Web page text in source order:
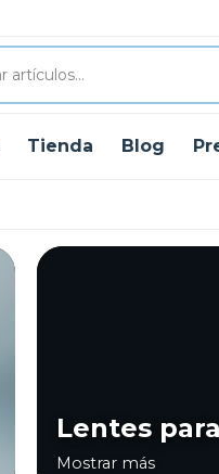
Tienda Blog
Lentes
Mostrar más